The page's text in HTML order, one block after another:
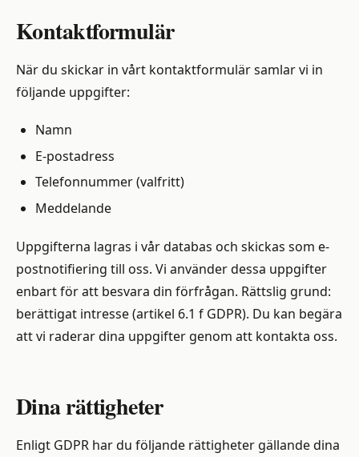
Kontaktformulär
När du skickar in vårt kontaktformulär samlar vi in
följande uppgifter:
Namn
E-postadress
Telefonnummer (valfritt)
Meddelande
Uppgifterna lagras i vår databas och skickas som e-
postnotifiering till oss. Vi använder dessa uppgifter
enbart för att besvara din förfrågan. Rättslig grund:
berättigat intresse (artikel 6.1 f GDPR). Du kan begära
att vi raderar dina uppgifter genom att kontakta oss.
Dina rättigheter
Enligt GDPR har du följande rättigheter gällande dina